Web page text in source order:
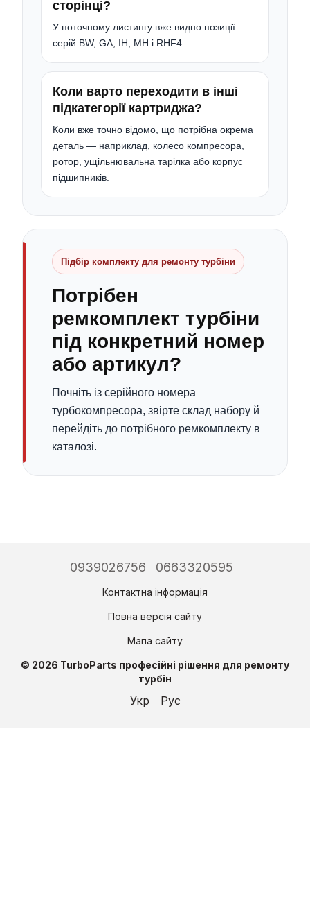
сторінці?
У поточному листингу вже видно позиції
серій BW, GA, IH, MH і RHF4.
Коли варто переходити в інші
підкатегорії картриджа?
Коли вже точно відомо, що потрібна окрема
деталь — наприклад, колесо компресора,
ротор, ущільнювальна тарілка або корпус
підшипників.
Підбір комплекту для ремонту турбіни
Потрібен
ремкомплект турбіни
під конкретний номер
або артикул?
Почніть із серійного номера
турбокомпресора, звірте склад набору й
перейдіть до потрібного ремкомплекту в
каталозі.
0939026756 0663320595
Контактна інформація
Повна версія сайту
Мапа сайту
© 2026 TurboParts професійні рішення для ремонту
турбін
Укр Рус